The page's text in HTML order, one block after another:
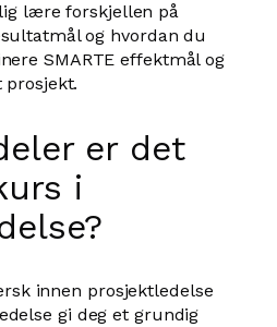
lære forskjellen på
og hvordan du
SMARTE effektmål og
er det
i
innen prosjektledelse
gi deg et grundig